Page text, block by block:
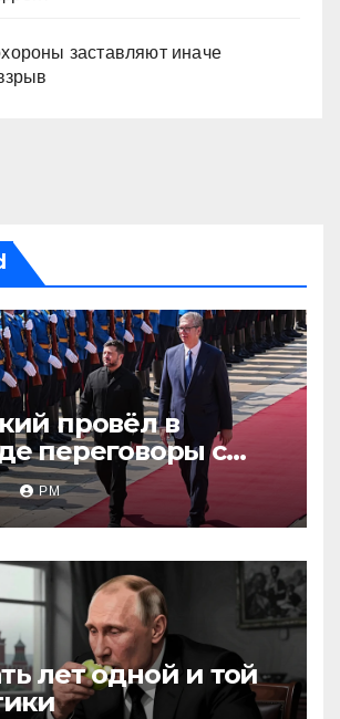
заставляют иначе
провёл в
переговоры с
РМ
лет одной и той